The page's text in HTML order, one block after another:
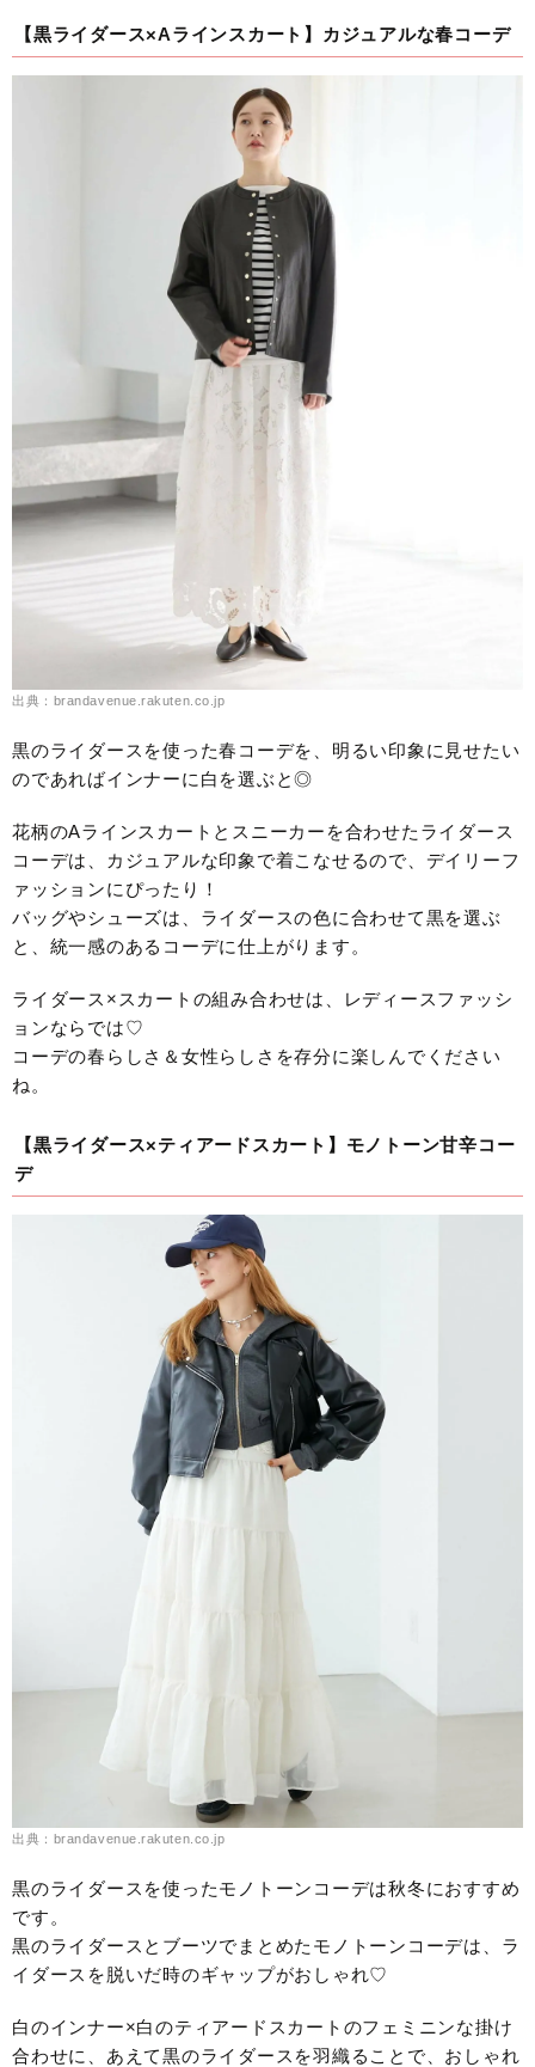
【黒ライダース×Aラインスカート】カジュアルな春コーデ
出典：brandavenue.rakuten.co.jp
黒のライダースを使った春コーデを、明るい印象に見せたい
のであればインナーに白を選ぶと◎
花柄のAラインスカートとスニーカーを合わせたライダース
コーデは、カジュアルな印象で着こなせるので、デイリーフ
ァッションにぴったり！
バッグやシューズは、ライダースの色に合わせて黒を選ぶ
と、統一感のあるコーデに仕上がります。
ライダース×スカートの組み合わせは、レディースファッシ
ョンならでは♡
コーデの春らしさ＆女性らしさを存分に楽しんでください
ね。
【黒ライダース×ティアードスカート】モノトーン甘辛コー
デ
出典：brandavenue.rakuten.co.jp
黒のライダースを使ったモノトーンコーデは秋冬におすすめ
です。
黒のライダースとブーツでまとめたモノトーンコーデは、ラ
イダースを脱いだ時のギャップがおしゃれ♡
白のインナー×白のティアードスカートのフェミニンな掛け
合わせに、あえて黒のライダースを羽織ることで、おしゃれ